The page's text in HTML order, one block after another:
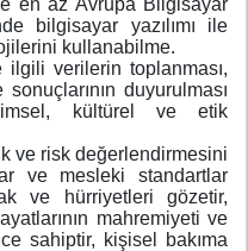
en az Avrupa Bilgisayar
bilgisayar yazılımı ile
kullanabilme.
verilerin toplanması,
duyurulması
kültürel ve etik
ve risk değerlendirmesini
ve mesleki standartlar
ve hürriyetleri gözetir,
mahremiyeti ve
sahiptir, kişisel bakıma